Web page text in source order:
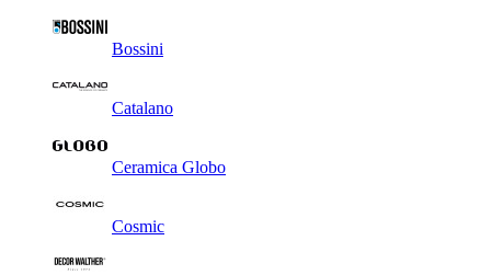
Bossini
Catalano
Ceramica Globo
Cosmic